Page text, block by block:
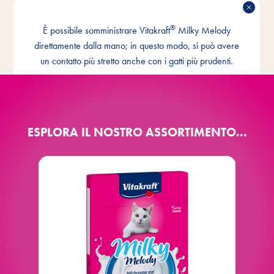
CONTATTO
maggiore
È possibile somministrare Vitakraft® Milky Melody
direttamente dalla mano; in questo modo, si può avere
un contatto più stretto anche con i gatti più prudenti.
ESPLORA IL NOSTRO ASSORTIMENTO...